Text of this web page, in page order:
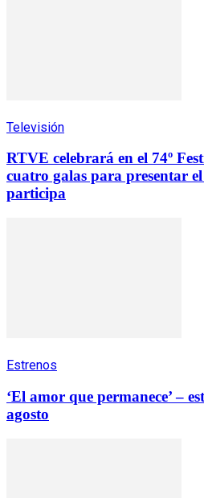
Televisión
RTVE celebrará en el 74º
cuatro galas para presentar
participa
Estrenos
‘El amor que permanece’ –
agosto